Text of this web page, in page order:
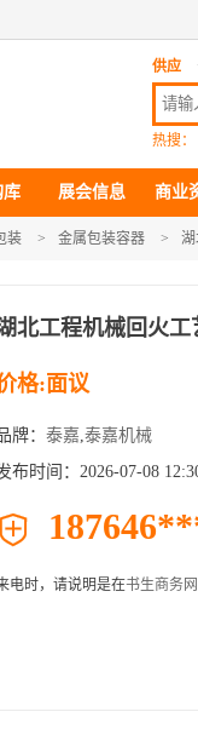
供应
热搜：
库 展会信息 商业
装 > 金属包装容器 >
北工程机械回火工
格:面议
牌： 泰嘉,泰嘉机械
布时间：2026-07-08

电时，请说明是在书生商务网